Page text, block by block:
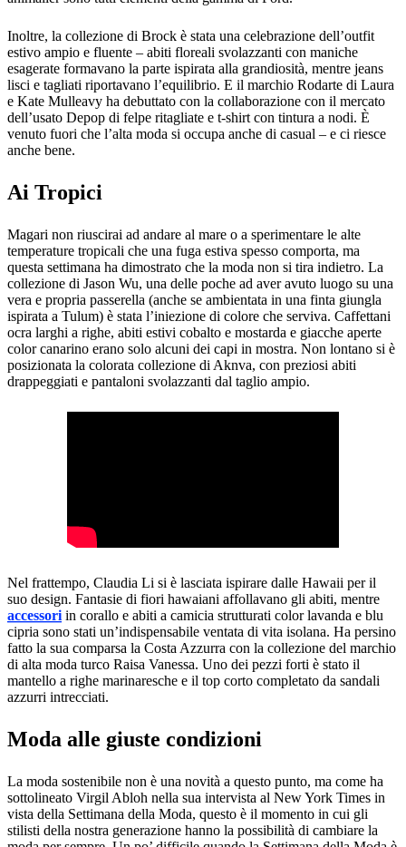
Inoltre, la collezione di Brock è stata una celebrazione dell’outfit
estivo ampio e fluente – abiti floreali svolazzanti con maniche
esagerate formavano la parte ispirata alla grandiosità, mentre jeans
lisci e tagliati riportavano l’equilibrio. E il marchio Rodarte di Laura
e Kate Mulleavy ha debuttato con la collaborazione con il mercato
dell’usato Depop di felpe ritagliate e t-shirt con tintura a nodi. È
venuto fuori che l’alta moda si occupa anche di casual – e ci riesce
anche bene.
Ai Tropici
Magari non riuscirai ad andare al mare o a sperimentare le alte
temperature tropicali che una fuga estiva spesso comporta, ma
questa settimana ha dimostrato che la moda non si tira indietro. La
collezione di Jason Wu, una delle poche ad aver avuto luogo su una
vera e propria passerella (anche se ambientata in una finta giungla
ispirata a Tulum) è stata l’iniezione di colore che serviva. Caffettani
ocra larghi a righe, abiti estivi cobalto e mostarda e giacche aperte
color canarino erano solo alcuni dei capi in mostra. Non lontano si è
posizionata la colorata collezione di Aknva, con preziosi abiti
drappeggiati e pantaloni svolazzanti dal taglio ampio.
Nel frattempo, Claudia Li si è lasciata ispirare dalle Hawaii per il
suo design. Fantasie di fiori hawaiani affollavano gli abiti, mentre
accessori in corallo e abiti a camicia strutturati color lavanda e blu
cipria sono stati un’indispensabile ventata di vita isolana. Ha persino
fatto la sua comparsa la Costa Azzurra con la collezione del marchio
di alta moda turco Raisa Vanessa. Uno dei pezzi forti è stato il
mantello a righe marinaresche e il top corto completato da sandali
azzurri intrecciati.
Moda alle giuste condizioni
La moda sostenibile non è una novità a questo punto, ma come ha
sottolineato Virgil Abloh nella sua intervista al New York Times in
vista della Settimana della Moda, questo è il momento in cui gli
stilisti della nostra generazione hanno la possibilità di cambiare la